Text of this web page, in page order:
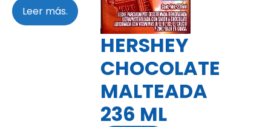
Leer más.
HERSHEY
CHOCOLATE
MALTEADA
236 ML